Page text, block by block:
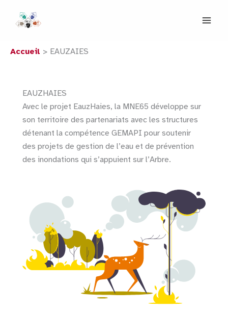
Accueil
EAUZAIES
EAUZHAIES
Avec le projet EauzHaies, la MNE65 développe sur
son territoire des partenariats avec les structures
détenant la compétence GEMAPI pour soutenir
des projets de gestion de l’eau et de prévention
des inondations qui s’appuient sur l’Arbre.